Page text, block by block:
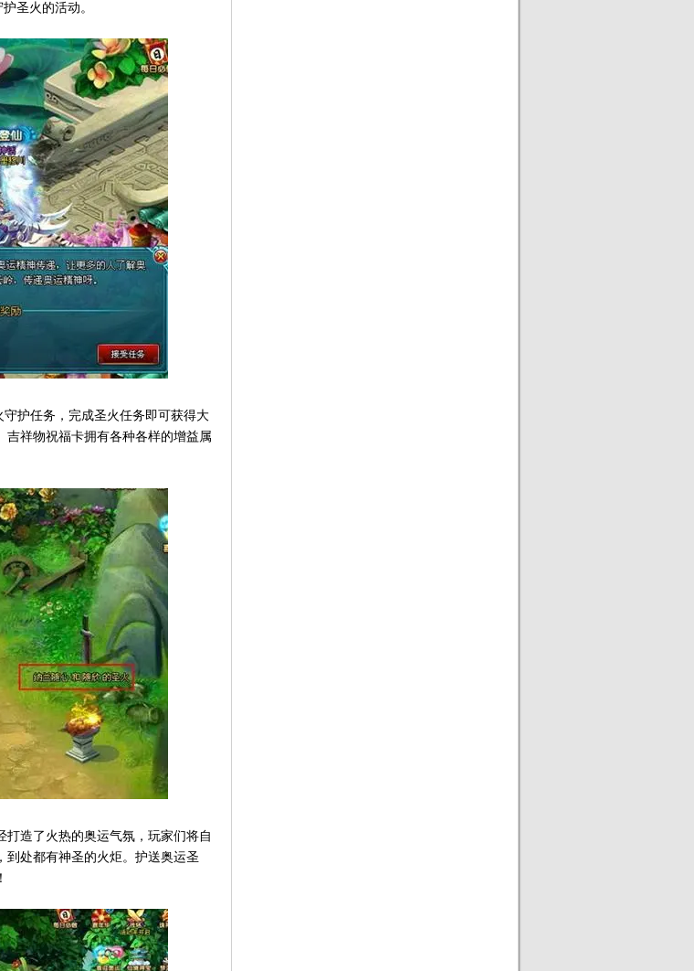
圣火的活动。
护任务，完成圣火任务即可获得大
祥物祝福卡拥有各种各样的增益属
造了火热的奥运气氛，玩家们将自
到处都有神圣的火炬。护送奥运圣